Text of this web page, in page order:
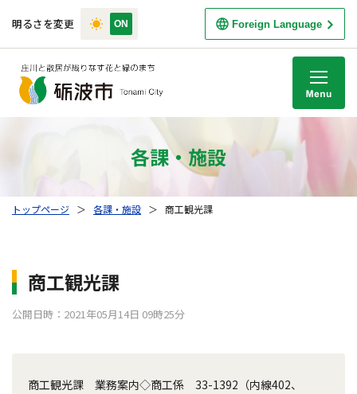
明るさを変更 Foreign Language
各課・施設
トップページ ＞ 各課・施設 ＞ 商工観光課
商工観光課
公開日時：2021年05月14日 09時25分
商工観光課 業務案内◇商工係 33-1392（内線402、